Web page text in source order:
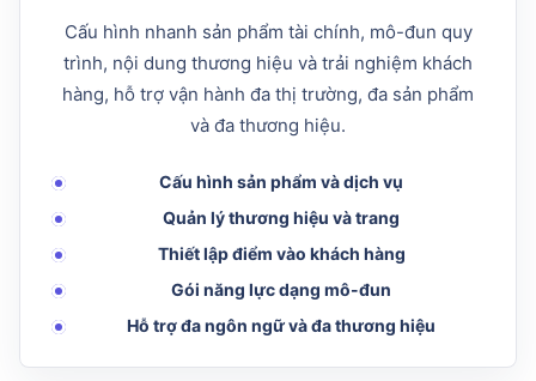
Cấu hình nhanh sản phẩm tài chính, mô-đun quy
trình, nội dung thương hiệu và trải nghiệm khách
hàng, hỗ trợ vận hành đa thị trường, đa sản phẩm
và đa thương hiệu.
Cấu hình sản phẩm và dịch vụ
Quản lý thương hiệu và trang
Thiết lập điểm vào khách hàng
Gói năng lực dạng mô-đun
Hỗ trợ đa ngôn ngữ và đa thương hiệu